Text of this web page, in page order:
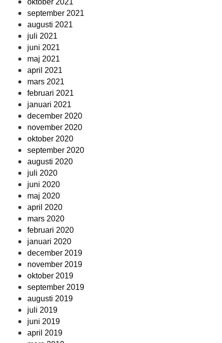
oktober 2021
september 2021
augusti 2021
juli 2021
juni 2021
maj 2021
april 2021
mars 2021
februari 2021
januari 2021
december 2020
november 2020
oktober 2020
september 2020
augusti 2020
juli 2020
juni 2020
maj 2020
april 2020
mars 2020
februari 2020
januari 2020
december 2019
november 2019
oktober 2019
september 2019
augusti 2019
juli 2019
juni 2019
april 2019